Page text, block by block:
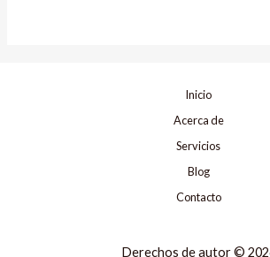
Inicio
Acerca de
Servicios
Blog
Contacto
Derechos de autor ©